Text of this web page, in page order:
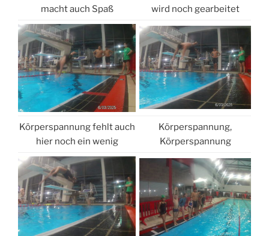
macht auch Spaß
wird noch gearbeitet
Körperspannung fehlt auch
hier noch ein wenig
Körperspannung,
Körperspannung